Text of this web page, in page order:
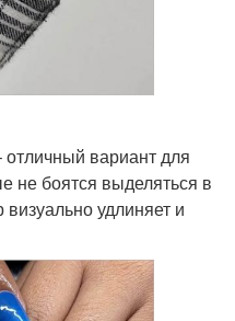
отличный вариант для
не боятся выделяться в
удлиняет и